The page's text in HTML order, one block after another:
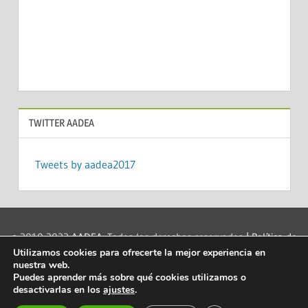
TWITTER AADEA
Tweets by aadea2017
© 2010-2022AADEA. Todos los derechos reservados| Política de
privacidad|Acerca de las cookies|Aviso legal|Contacto
info@aadea.es|
Mantenido porCapacitaenred.net
Utilizamos cookies para ofrecerte la mejor experiencia en
nuestra web.
Puedes aprender más sobre qué cookies utilizamos o
desactivarlas en los ajustes.